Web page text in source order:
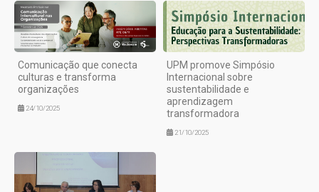
Comunicação que conecta
culturas e transforma
organizações
24/10/2025
UPM promove Simpósio
Internacional sobre
sustentabilidade e
aprendizagem
transformadora
21/10/2025